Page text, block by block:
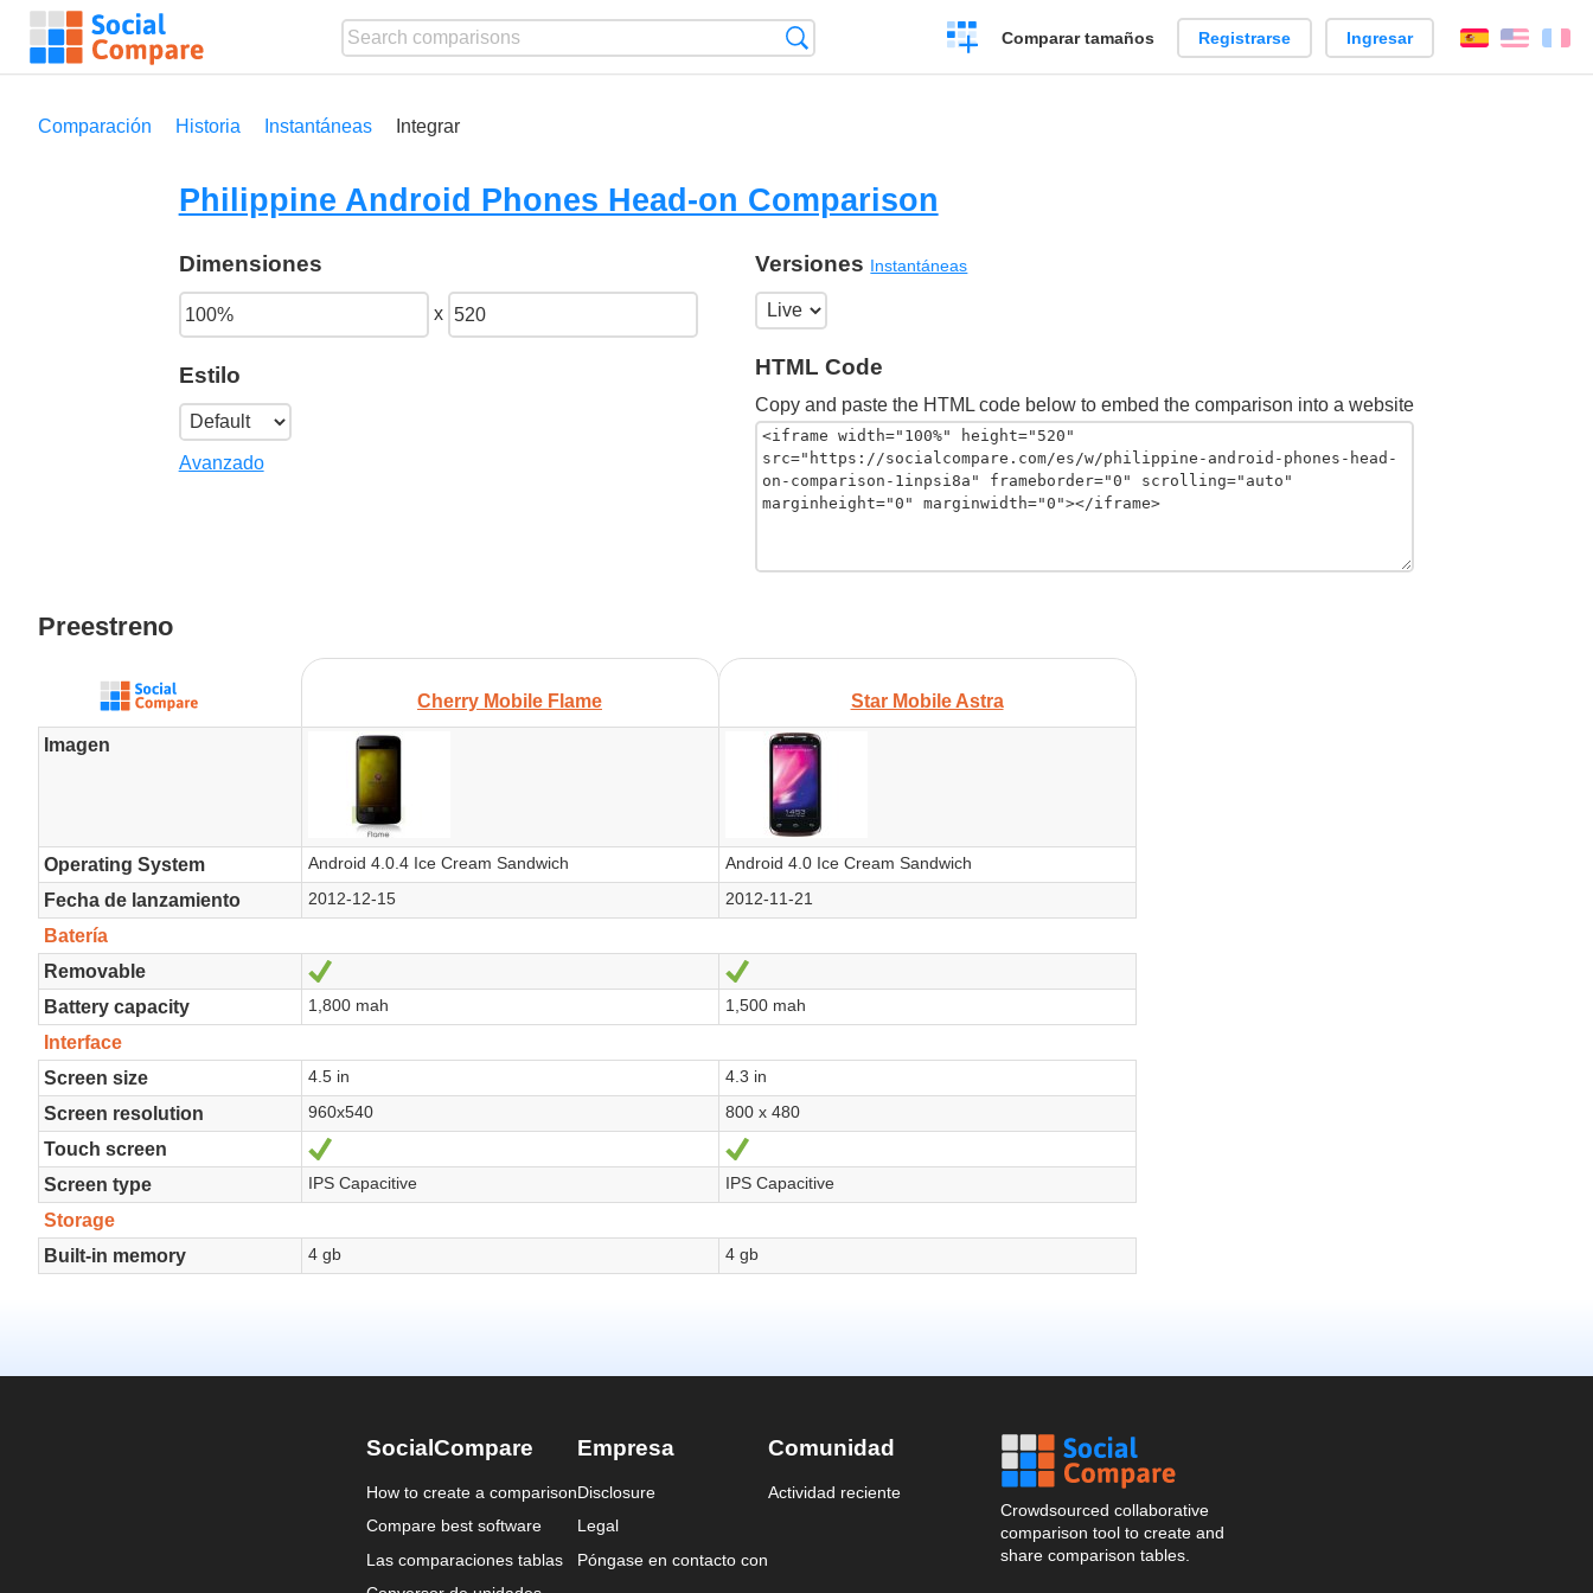
Crear
una
Comparar tamaños Registrarse Ingresar EspañolEnglish
Comparación Historia Instantáneas Integrar
Philippine Android Phones Head-on Comparison
Dimensiones
x
Estilo
Avanzado
Versiones Instantáneas
HTML Code
Copy and paste the HTML code below to embed the comparison into a website
Preestreno
SocialCompare
How to create a comparison
Compare best software
Las comparaciones tablas
Empresa
Disclosure
Legal
Póngase en contacto con
Comunidad
Actividad reciente
Crowdsourced collaborative
comparison tool to create and
share comparison tables.